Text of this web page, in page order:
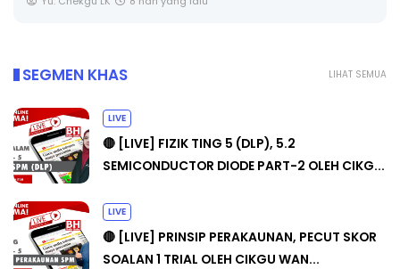
LIHAT SEMUA
SEGMEN KHAS
LIVE
🔴 [LIVE] FIZIK TING 5 (DLP), 5.2
SEMICONDUCTOR DIODE PART-2 OLEH CIKG...
LIVE
🔴 [LIVE] PRINSIP PERAKAUNAN, PECUT SKOR
SOALAN 1 TRIAL OLEH CIKGU WAN...